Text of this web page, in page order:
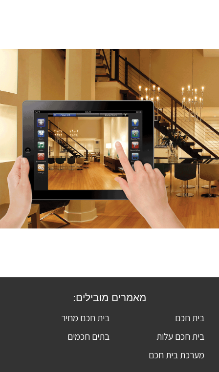
מאמרים מובילים:
בית חכם
בית חכם מחיר
בית חכם עלות
בתים חכמים
מערכת בית חכם